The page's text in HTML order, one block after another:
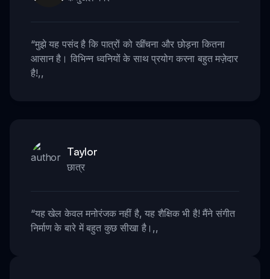
“मुझे यह पसंद है कि पात्रों को खींचना और छोड़ना कितना
आसान है। विभिन्न ध्वनियों के साथ प्रयोग करना बहुत मज़ेदार
है!,,
Taylor
छात्र
“यह खेल केवल मनोरंजक नहीं है, यह शैक्षिक भी है! मैंने संगीत
निर्माण के बारे में बहुत कुछ सीखा है। ,,